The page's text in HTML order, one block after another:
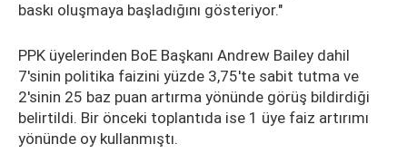
baskı oluşmaya başladığını gösteriyor."
PPK üyelerinden BoE Başkanı Andrew Bailey dahil
7'sinin politika faizini yüzde 3,75'te sabit tutma ve
2'sinin 25 baz puan artırma yönünde görüş bildirdiği
belirtildi. Bir önceki toplantıda ise 1 üye faiz artırımı
yönünde oy kullanmıştı.